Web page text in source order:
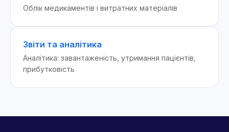
Облік медикаментів і витратних матеріалів
Звіти та аналітика
Аналітика: завантаженість, утримання пацієнтів,
прибутковість